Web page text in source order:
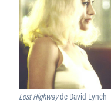
Lost Highwayde David Lynch